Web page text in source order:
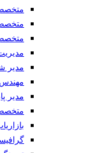
متخصص
مدیر
مدیر